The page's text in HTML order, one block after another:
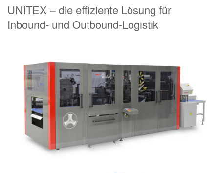
UNITEX – die effiziente Lösung für
Inbound- und Outbound-Logistik